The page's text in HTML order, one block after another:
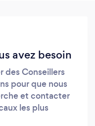
avez besoin
des Conseillers
pour que nous
et contacter
les plus